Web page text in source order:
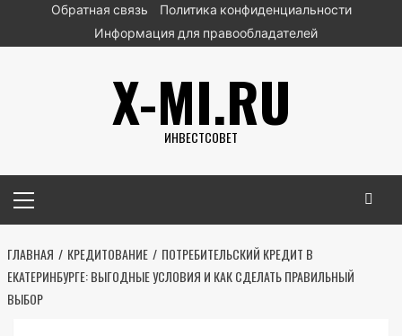
ПерейтиОбратная связь
Политика конфиденциальности
Информация для правообладателей
X-MI.RU
ИНВЕСТСОВЕТ
меню
ГЛАВНАЯ КРЕДИТОВАНИЕ
ПОТРЕБИТЕЛЬСКИЙ КРЕДИТ В
ЕКАТЕРИНБУРГЕ: ВЫГОДНЫЕ УСЛОВИЯ И КАК СДЕЛАТЬ ПРАВИЛЬНЫЙ
ВЫБОР